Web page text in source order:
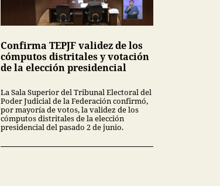
Confirma TEPJF validez de los
cómputos distritales y votación
de la elección presidencial
La Sala Superior del Tribunal Electoral del
Poder Judicial de la Federación confirmó,
por mayoría de votos, la validez de los
cómputos distritales de la elección
presidencial del pasado 2 de junio.